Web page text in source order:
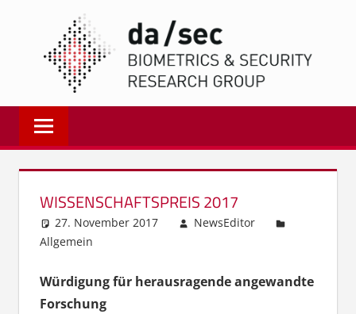
springen
Biometrics
and
Internet
Security
Group
dasec
WISSENSCHAFTSPREIS 2017
27. November 2017
NewsEditor
Allgemein
Würdigung für herausragende angewandte
Forschung